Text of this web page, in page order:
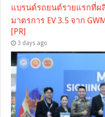
แบรนด์รถยนต์รายแรกที่ผ
มาตรการ EV 3.5 จาก
[PR]
3 days ago